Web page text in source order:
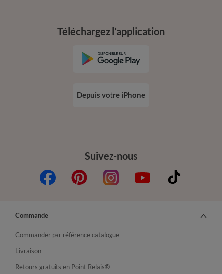
Suivez-nous
Téléchargez l’application
Depuis votre iPhone
Commande
Commander par référence catalogue
Livraison
Retours gratuits en Point Relais®